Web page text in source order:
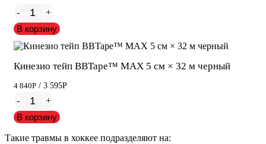
-
+
В корзину
Кинезио тейп BBTape™ МАХ 5 см × 32 м черный
4 840Р / 3 595Р
-
+
В корзину
Такие травмы в хоккее подразделяют на: